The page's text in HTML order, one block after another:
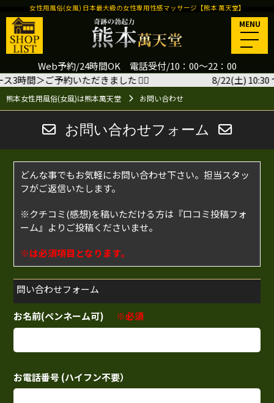
Web予約/24時間OK 電話受付/10：00～22：00
女性用風俗(女風) 日本最大級の女性専用性感マッサージ【熊本 萬天堂】
MENU
熊本女性用風俗(女風)は熊本萬天堂 お問い合わせ
間＞ご予約いただきました 🙇‍♂️ 8/22(土) 10:30
お問い合わせフォーム
どんな事でもお気軽にお問い合わせ下さい。担当スタッ
フがご返信いたします。
※クチコミ(感想)を稿いただける方は 『口コミ投稿フォ
ーム』 よりご投稿くださいませ。
※は必須項目となります。
問い合わせフォーム
お名前(ペンネーム可) ※必須
お電話番号 (ハイフン不要）